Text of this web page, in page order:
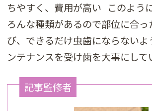
ちやすく、費用が高い このよう
ろんな種類があるので部位に合っ
び、できるだけ虫歯にならないよ
ンテナンスを受け歯を大事にして
記事監修者